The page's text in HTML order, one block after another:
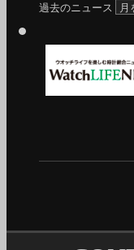
過去のニュース